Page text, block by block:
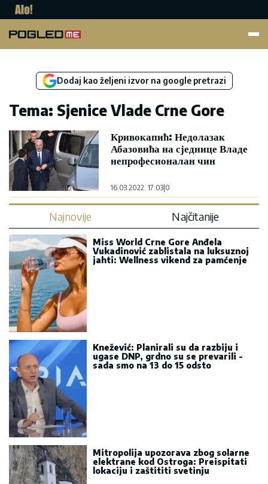
Dodaj kao željeni izvor na google pretrazi
Tema: Sjenice Vlade Crne Gore
Кривокапић: Недолазак
Абазовића на сједнице Владе
непрофесионалан чин
16.03.2022. 17:03 0
Najnovije Najčitanije
Miss World Crne Gore Anđela
Vukadinović zablistala na luksuznoj
jahti: Wellness vikend za pamćenje
Knežević: Planirali su da razbiju i
ugase DNP, grdno su se prevarili -
sada smo na 13 do 15 odsto
Mitropolija upozorava zbog solarne
elektrane kod Ostroga: Preispitati
lokaciju i zaštititi svetinju